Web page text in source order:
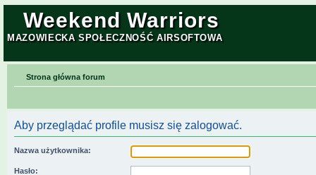
Weekend Warriors
MAZOWIECKA SPOŁECZNOŚĆ AIRSOFTOWA
Strona główna forum
Aby przeglądać profile musisz się zalogować.
Nazwa użytkownika:
Hasło: